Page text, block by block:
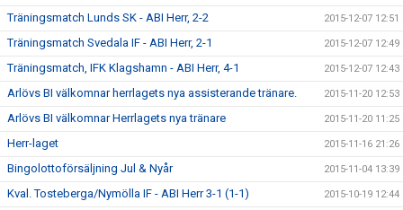
Träningsmatch Lunds SK - ABI Herr, 2-2 2015-12-07 12:51
Träningsmatch Svedala IF - ABI Herr, 2-1 2015-12-07 12:49
Träningsmatch, IFK Klagshamn - ABI Herr, 4-1 2015-12-07 12:43
Arlövs BI välkomnar herrlagets nya assisterande tränare. 2015-11-20 12:53
Arlövs BI välkomnar Herrlagets nya tränare 2015-11-20 11:25
Herr-laget 2015-11-16 21:26
Bingolottoförsäljning Jul & Nyår 2015-11-04 13:39
Kval. Tosteberga/Nymölla IF - ABI Herr 3-1 (1-1) 2015-10-19 12:44